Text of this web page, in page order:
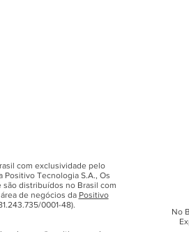
com exclusividade pelo
Positivo Tecnologia S.A., Os
são distribuídos no Brasil com
de negócios da Positivo
0001-48).
No